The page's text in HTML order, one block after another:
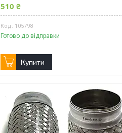
510 ₴
105798
Готово до відправки
Купити